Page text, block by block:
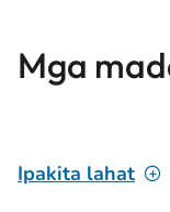
Mga
Ipakita lahat